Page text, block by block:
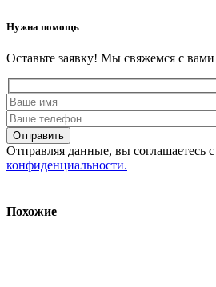
Нужна помощь
Оставьте заявку! Мы свяжемся с
Отправляя данные, вы соглашаетесь с
конфиденциальности.
Похожие